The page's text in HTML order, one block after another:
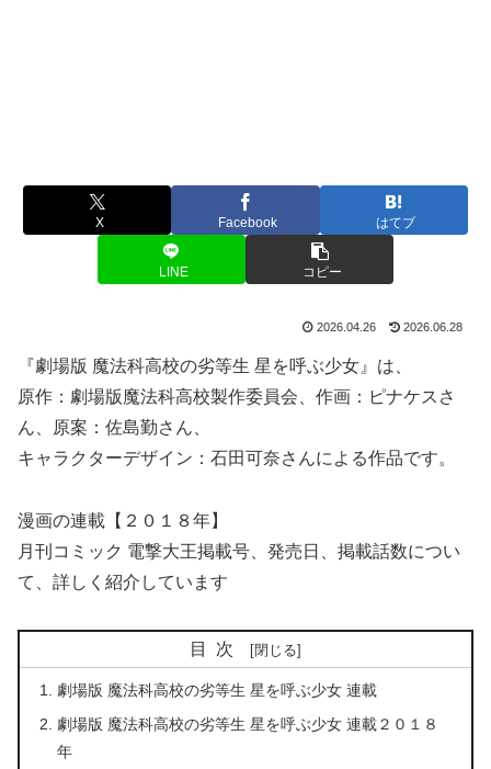
X Facebook はてブ
LINE コピー
2026.04.26 2026.06.28
『劇場版 魔法科高校の劣等生 星を呼ぶ少女』は、
原作：劇場版魔法科高校製作委員会、作画：ピナケスさ
ん、原案：佐島勤さん、
キャラクターデザイン：石田可奈さんによる作品です。
漫画の連載【２０１８年】
月刊コミック 電撃大王掲載号、発売日、掲載話数につい
て、詳しく紹介しています
目次
劇場版 魔法科高校の劣等生 星を呼ぶ少女 連載
劇場版 魔法科高校の劣等生 星を呼ぶ少女 連載２０１８
年